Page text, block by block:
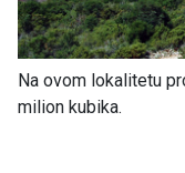
Na ovom lokalitetu
milion kubika.